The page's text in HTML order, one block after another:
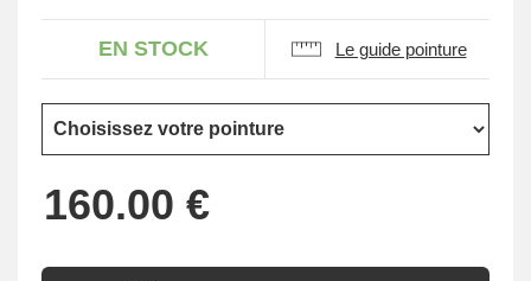
EN STOCK Le guide pointure